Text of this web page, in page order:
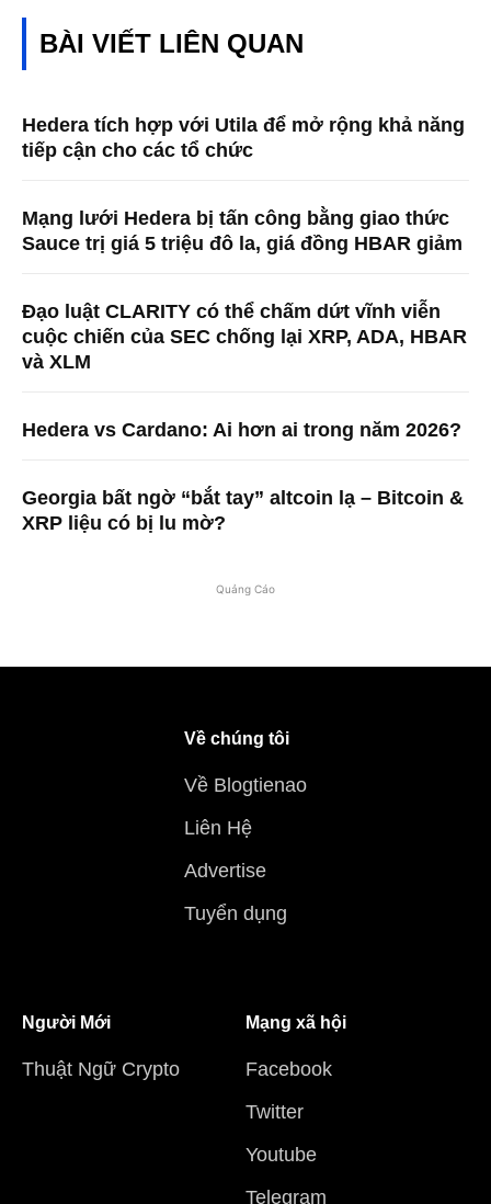
BÀI VIẾT LIÊN QUAN
Hedera tích hợp với Utila để mở rộng khả năng
tiếp cận cho các tổ chức
Mạng lưới Hedera bị tấn công bằng giao thức
Sauce trị giá 5 triệu đô la, giá đồng HBAR giảm
Đạo luật CLARITY có thể chấm dứt vĩnh viễn
cuộc chiến của SEC chống lại XRP, ADA, HBAR
và XLM
Hedera vs Cardano: Ai hơn ai trong năm 2026?
Georgia bất ngờ “bắt tay” altcoin lạ – Bitcoin &
XRP liệu có bị lu mờ?
Quảng Cáo
Về chúng tôi
Về Blogtienao
Liên Hệ
Advertise
Tuyển dụng
Người Mới
Thuật Ngữ Crypto
Mạng xã hội
Facebook
Twitter
Youtube
Telegram